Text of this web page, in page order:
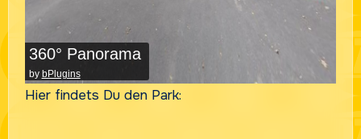
360° Panorama
by bPlugins
Hier findets Du den Park: